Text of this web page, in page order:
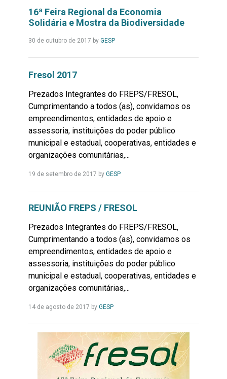
16ª Feira Regional da Economia
Solidária e Mostra da Biodiversidade
30 de outubro de 2017 by GESPLeia
Fresol 2017
Prezados Integrantes do FREPS/FRESOL,
Cumprimentando a todos (as), convidamos os
empreendimentos, entidades de apoio e
assessoria, instituições do poder público
municipal e estadual, cooperativas, entidades e
organizações comunitárias,...
19 de setembro de 2017 by GESPLeia
REUNIÃO FREPS / FRESOL
Prezados Integrantes do FREPS/FRESOL,
Cumprimentando a todos (as), convidamos os
empreendimentos, entidades de apoio e
assessoria, instituições do poder público
municipal e estadual, cooperativas, entidades e
organizações comunitárias,...
14 de agosto de 2017 by GESPLeia